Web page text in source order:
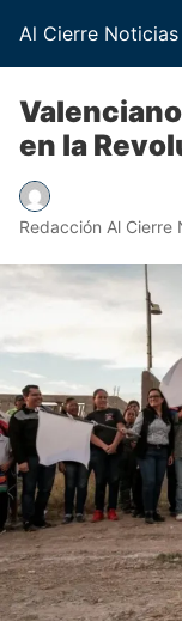
Al Cierre Noticias
en la
Redacción Al Cierre